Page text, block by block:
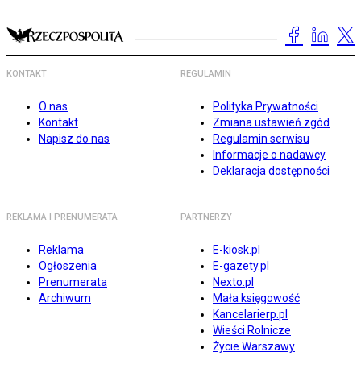
KONTAKT
O nas
Kontakt
Napisz do nas
REGULAMIN
Polityka Prywatności
Zmiana ustawień zgód
Regulamin serwisu
Informacje o nadawcy
Deklaracja dostępności
REKLAMA I PRENUMERATA
Reklama
Ogłoszenia
Prenumerata
Archiwum
PARTNERZY
E-kiosk.pl
E-gazety.pl
Nexto.pl
Mała księgowość
Kancelarierp.pl
Wieści Rolnicze
Życie Warszawy